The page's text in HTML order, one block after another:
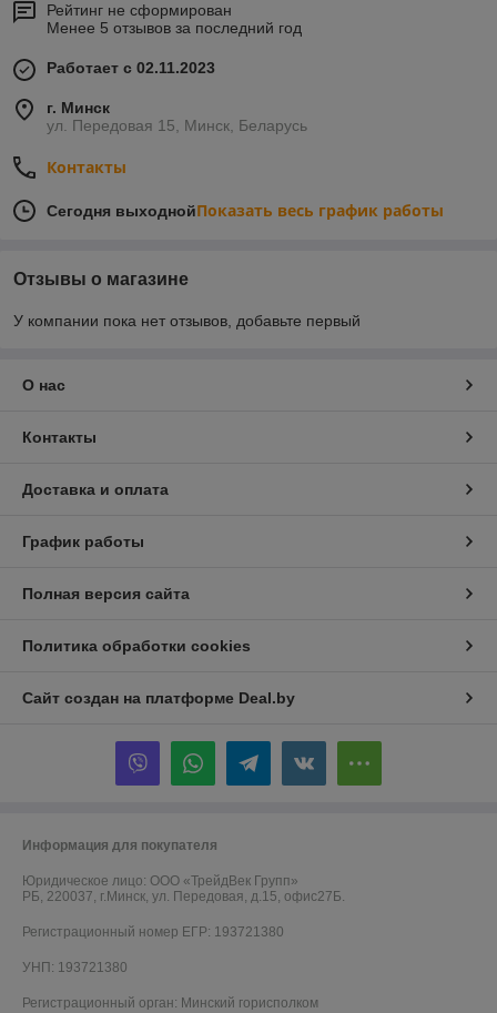
Рейтинг не сформирован
Менее 5 отзывов за последний год
Работает с 02.11.2023
г. Минск
ул. Передовая 15, Минск, Беларусь
Контакты
Сегодня выходнойПоказать весь график работы
Отзывы о магазине
У компании пока нет отзывов, добавьте первый
О нас
Контакты
Доставка и оплата
График работы
Полная версия сайта
Политика обработки cookies
Сайт создан на платформе Deal.by
Информация для покупателя
Юридическое лицо: ООО «ТрейдВек Групп»
РБ, 220037, г.Минск, ул. Передовая, д.15, офис27Б.
Регистрационный номер ЕГР: 193721380
УНП: 193721380
Регистрационный орган: Минский горисполком